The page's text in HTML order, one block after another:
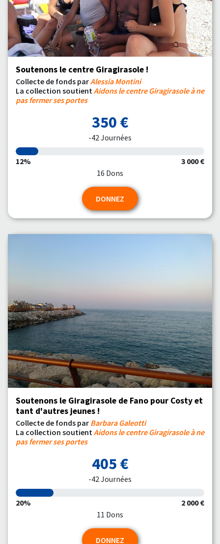
Soutenons le centre Giragirasole !
Collecte de fonds parAlessia Montini
La collection soutientAidons le centre Giragirasole à ne
pas fermer ses portes
350 €
-42 Journées
12%
3 000 €
16 Dons
DONNEZ
Soutenons le Giragirasole de Fano pour Costy et
tant d'autres jeunes !
Collecte de fonds par Barbara Galeotti
La collection soutientAidons le centre Giragirasole à ne
pas fermer ses portes
405 €
-42 Journées
20%
2 000 €
11 Dons
DONNEZ